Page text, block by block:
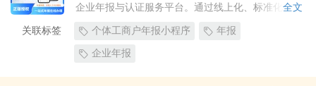
企业年报与认证服务平台。通过线上化、标准化、专
业认证工作。
全文
关联标签 个体工商户年报小程序 年报
企业年报